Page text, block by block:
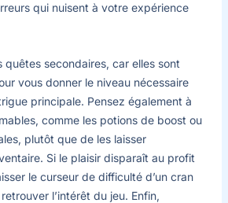
qui nuisent à votre expérience
quêtes secondaires, car elles sont
vous donner le niveau nécessaire
principale. Pensez également à
comme les potions de boost ou
plutôt que de les laisser
Si le plaisir disparaît au profit
le curseur de difficulté d’un cran
l’intérêt du jeu. Enfin,